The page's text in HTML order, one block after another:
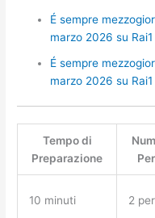
É sempre
marzo 2026 su Rai1
É sempre
marzo 2026 su Rai1
Tempo di
Preparazione
10 minuti 2